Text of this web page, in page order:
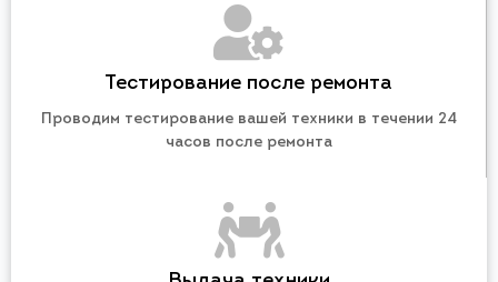
Тестирование после ремонта
Проводим тестирование вашей техники в течении 24
часов после ремонта